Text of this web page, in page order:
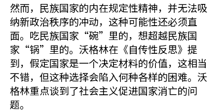
然而，民族国家的内在规定性精神，并无法吸
纳新政治秩序的冲动，这种可能性还必须直
面。吃民族国家“碗”里的，想超越民族国
家“锅”里的。沃格林在《自传性反思》提
到，假定国家是一个决定材料的价值，这相当
不错，但这种选择会陷入何种各样的困难。沃
格林重点谈到了社会主义促进国家消亡的问
题。